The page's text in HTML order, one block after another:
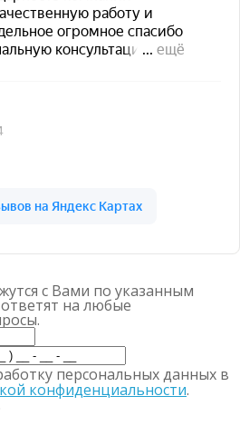
с Вами по указанным
на любые
персональных данных в
конфиденциальности.